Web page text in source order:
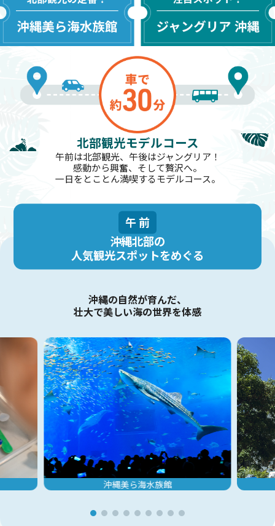
北部観光モデルコース
午前は北部観光、午後はジャングリア！
感動から興奮、そして贅沢へ。
一日をとことん満喫するモデルコース。
午前
沖縄北部の
人気観光スポットをめぐる
沖縄の自然が育んだ、
壮大で美しい海の世界を体感
沖縄美ら海水族館